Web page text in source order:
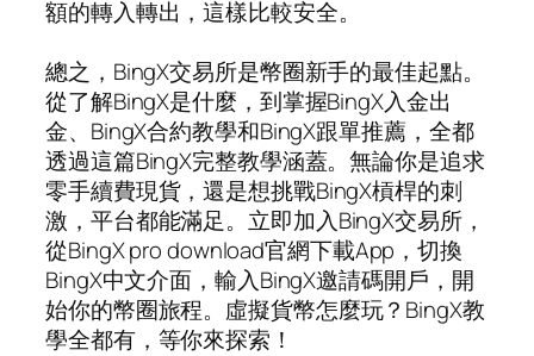
額的轉入轉出，這樣比較安全。
總之，BingX交易所是幣圈新手的最佳起點。
從了解BingX是什麼，到掌握BingX入金出
金、BingX合約教學和BingX跟單推薦，全都
透過這篇BingX完整教學涵蓋。無論你是追求
零手續費現貨，還是想挑戰BingX槓桿的刺
激，平台都能滿足。立即加入BingX交易所，
從BingX pro download官網下載App，切換
BingX中文介面，輸入BingX邀請碼開戶，開
始你的幣圈旅程。虛擬貨幣怎麼玩？BingX教
學全都有，等你來探索！